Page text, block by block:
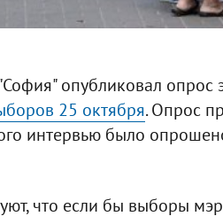
опубликовал опрос
25 октября. Опрос
интервью было
что если бы выборы